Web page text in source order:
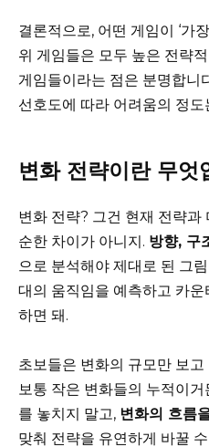
결론적으로, 어떤 게임이 ‘가
위 게임들은 모두 높은 전략
게임들이라는 점은 분명합니
선호도에 따라 어려움의 정
변화 전략이란 무엇
변화 전략? 그건 현재 전략과
순한 차이가 아니지. 방향, 구
으로 분석해야 제대로 된 그
대의 움직임을 예측하고 카
하면 돼.
초보들은 변화의 규모만 보
보통 작은 변화들의 누적이
를 놓치지 말고, 변화의 흐름
맞춰 전략을 유연하게 바꿀